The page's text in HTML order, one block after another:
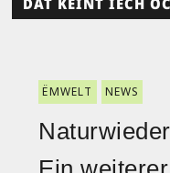
ËMWELT NEWS